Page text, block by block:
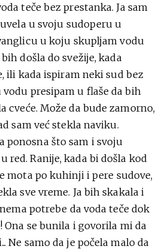
teče bez prestanka. Ja sam
u svoju sudoperu u
u koju skupljam vodu
došla do svežije, kada
ili kada ispiram neki sud bez
presipam u flaše da bih
cveće. Može da bude zamorno,
sam već stekla naviku.
ponosna što sam i svoju
red. Ranije, kada bi došla kod
mota po kuhinji i pere sudove,
sve vreme. Ja bih skakala i
potrebe da voda teče dok
Ona se bunila i govorila mi da
Ne samo da je počela malo da